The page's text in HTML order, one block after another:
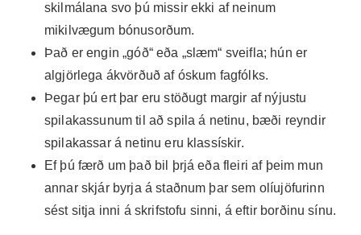
skilmálana svo þú missir ekki af neinum
mikilvægum bónusorðum.
Það er engin „góð“ eða „slæm“ sveifla; hún er
algjörlega ákvörðuð af óskum fagfólks.
Þegar þú ert þar eru stöðugt margir af nýjustu
spilakassunum til að spila á netinu, bæði reyndir
spilakassar á netinu eru klassískir.
Ef þú færð um það bil þrjá eða fleiri af þeim mun
annar skjár byrja á staðnum þar sem olíujöfurinn
sést sitja inni á skrifstofu sinni, á eftir borðinu sínu.